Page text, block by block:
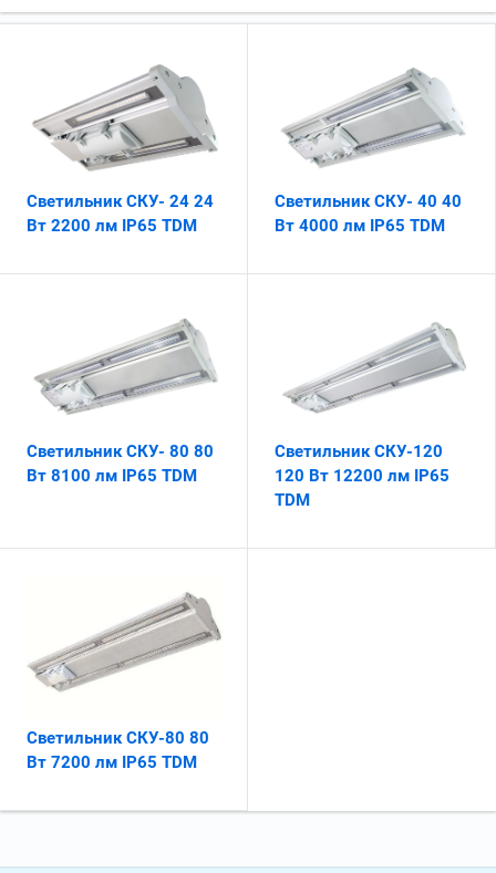
Светильник СКУ- 24 24
Вт 2200 лм IP65 TDM
Светильник СКУ- 40 40
Вт 4000 лм IP65 TDM
Светильник СКУ- 80 80
Вт 8100 лм IP65 TDM
Светильник СКУ-120
120 Вт 12200 лм IP65
TDM
Светильник СКУ-80 80
Вт 7200 лм IP65 TDM